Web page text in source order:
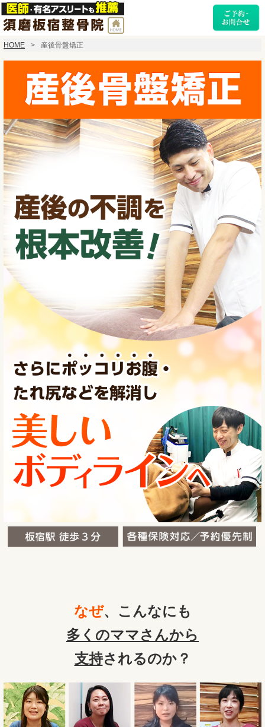
HOME 産後骨盤矯正
なぜ、こんなにも
多くのママさんから
支持されるのか？